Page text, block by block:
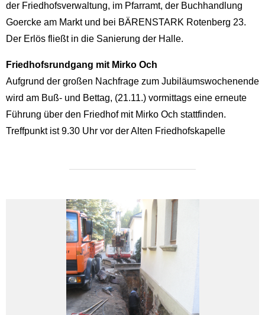
der Friedhofsverwaltung, im Pfarramt, der Buchhandlung
Goercke am Markt und bei BÄRENSTARK Rotenberg 23.
Der Erlös fließt in die Sanierung der Halle.
Friedhofsrundgang mit Mirko Och
Aufgrund der großen Nachfrage zum Jubiläumswochenende
wird am Buß- und Bettag, (21.11.) vormittags eine erneute
Führung über den Friedhof mit Mirko Och stattfinden.
Treffpunkt ist 9.30 Uhr vor der Alten Friedhofskapelle